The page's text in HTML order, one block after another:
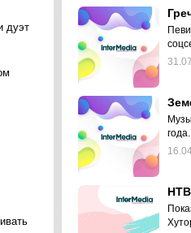
года.
дуэт